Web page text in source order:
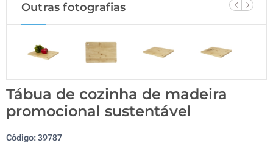
Outras fotografias
Tábua de cozinha de madeira
promocional sustentável
Código:39787